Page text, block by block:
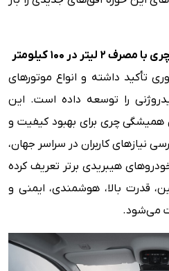
در 100 کیلومتر
تأکید داشته و انواع موتورهای
را توسعه داده است. این
چری برای بهبود کیفیت و
نیازهای کاربران در سراسر جهان،
هیبریدی برتر تعریف کرده
قدرت بالا، هوشمندی، ایمنی و
می‌شود.